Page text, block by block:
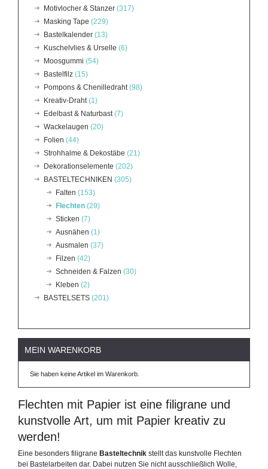
Motivlocher & Stanzer (317)
Masking Tape (229)
Bastelkalender (13)
Kuschelvlies & Urselle (6)
Moosgummi (54)
Bastelfilz (15)
Pompons & Chenilledraht(98)
Kreativ-Draht(1)
Edelbast & Naturbast(7)
Wackelaugen (20)
Folien (44)
Strohhalme & Dekostäbe (21)
Dekorationselemente (202)
BASTELTECHNIKEN (305)
Falten (153)
Flechten (29)
Sticken (7)
Ausnähen (1)
Ausmalen (37)
Filzen (42)
Schneiden & Falzen (30)
Kleben (2)
BASTELSETS (201)
MEIN WARENKORB
Sie haben keine Artikel im Warenkorb.
Flechten mit Papier ist eine filigrane und
kunstvolle Art, um mit Papier kreativ zu
werden!
Eine besonders filigrane Basteltechnik stellt das kunstvolle Flechten
bei Bastelarbeiten dar. Dabei nutzen Sie nicht ausschließlich Wolle,